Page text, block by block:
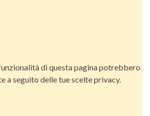
di questa pagina potrebbero
a seguito delle tue scelte privacy.